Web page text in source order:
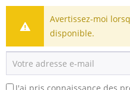
Avertissez-moi
disponible.